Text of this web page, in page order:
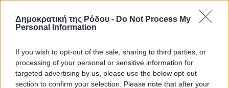
Δημοκρατική της Ρόδου - Do Not Process My
Personal Information
If you wish to opt-out of the sale, sharing to third parties, or
processing of your personal or sensitive information for
targeted advertising by us, please use the below opt-out
section to confirm your selection. Please note that after your
Β-ΒΑ
28°/30°
20:04
πρόγνωση:
30°